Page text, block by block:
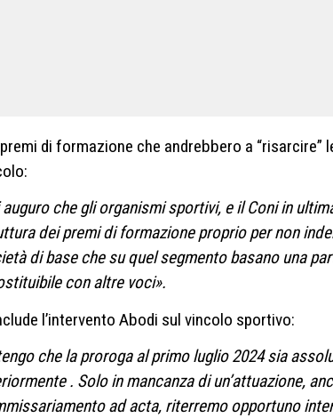
di formazione che andrebbero a
auguro che gli organismi sportivi, e il Coni in
dei premi di formazione proprio per non
di base che su quel segmento basano una
con altre voci».
l’intervento Abodi sul vincolo sportivo:
che la proroga al primo luglio 2024 sia
. Solo in mancanza di un’attuazione,
ad acta, riterremo opportuno